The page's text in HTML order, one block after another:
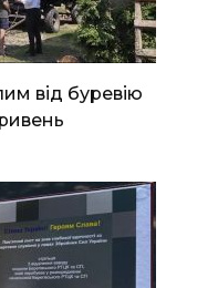
від буревію